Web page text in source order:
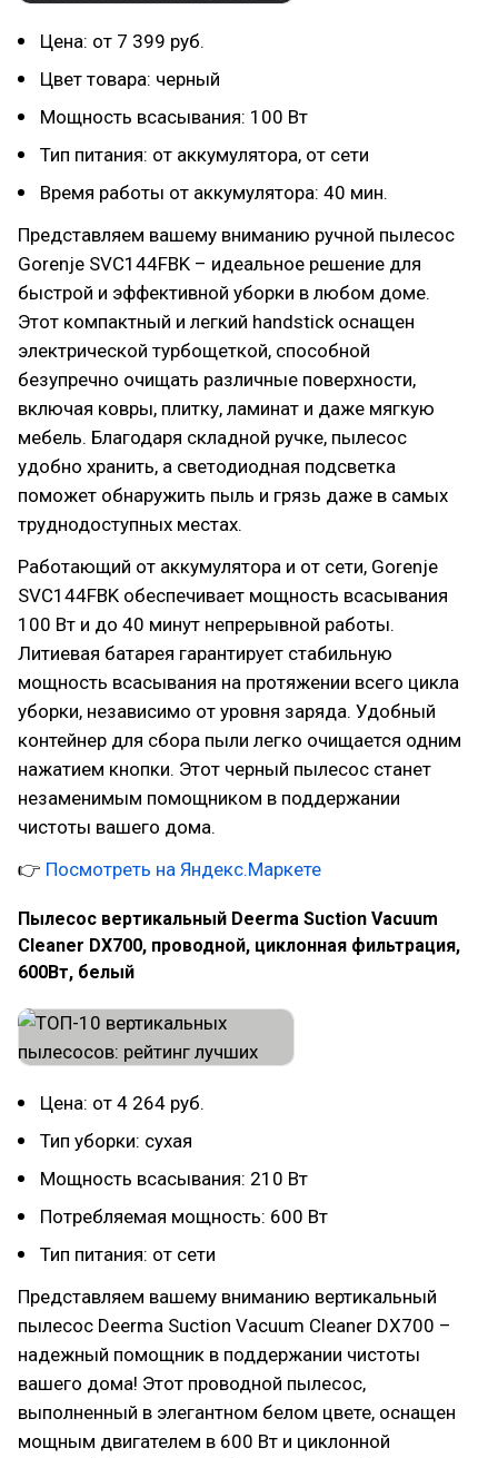
Цена: от 7 399 руб.
Цвет товара: черный
Мощность всасывания: 100 Вт
Тип питания: от аккумулятора, от сети
Время работы от аккумулятора: 40 мин.
Представляем вашему вниманию ручной пылесос
Gorenje SVC144FBK – идеальное решение для
быстрой и эффективной уборки в любом доме.
Этот компактный и легкий handstick оснащен
электрической турбощеткой, способной
безупречно очищать различные поверхности,
включая ковры, плитку, ламинат и даже мягкую
мебель. Благодаря складной ручке, пылесос
удобно хранить, а светодиодная подсветка
поможет обнаружить пыль и грязь даже в самых
труднодоступных местах.
Работающий от аккумулятора и от сети, Gorenje
SVC144FBK обеспечивает мощность всасывания
100 Вт и до 40 минут непрерывной работы.
Литиевая батарея гарантирует стабильную
мощность всасывания на протяжении всего цикла
уборки, независимо от уровня заряда. Удобный
контейнер для сбора пыли легко очищается одним
нажатием кнопки. Этот черный пылесос станет
незаменимым помощником в поддержании
чистоты вашего дома.
👉 Посмотреть на Яндекс.Маркете
Пылесос вертикальный Deerma Suction Vacuum
Cleaner DX700, проводной, циклонная фильтрация,
600Вт, белый
Цена: от 4 264 руб.
Тип уборки: сухая
Мощность всасывания: 210 Вт
Потребляемая мощность: 600 Вт
Тип питания: от сети
Представляем вашему вниманию вертикальный
пылесос Deerma Suction Vacuum Cleaner DX700 –
надежный помощник в поддержании чистоты
вашего дома! Этот проводной пылесос,
выполненный в элегантном белом цвете, оснащен
мощным двигателем в 600 Вт и циклонной